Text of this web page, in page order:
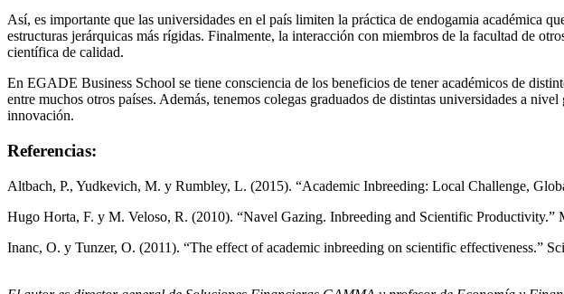
Así, es importante que las universidades en el país limiten la práctica de endogamia académica
estructuras jerárquicas más rígidas. Finalmente, la interacción con miembros de la facultad de
científica de calidad.
En EGADE Business School se tiene consciencia de los beneficios de tener académicos de
entre muchos otros países. Además, tenemos colegas graduados de distintas universidades a
innovación.
Referencias:
Altbach, P., Yudkevich, M. y Rumbley, L. (2015). “Academic Inbreeding: Local Challenge,
Hugo Horta, F. y M. Veloso, R. (2010). “Navel Gazing. Inbreeding and Scientific Productivity.”
Inanc, O. y Tunzer, O. (2011). “The effect of academic inbreeding on scientific effectiveness.”